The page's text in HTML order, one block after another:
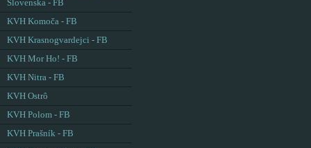
Slovenska - FB
KVH Komoča - FB
KVH Krasnogvardejci - FB
KVH Mor Ho! - FB
KVH Nitra - FB
KVH Ostrô
KVH Polom - FB
KVH Prašník - FB